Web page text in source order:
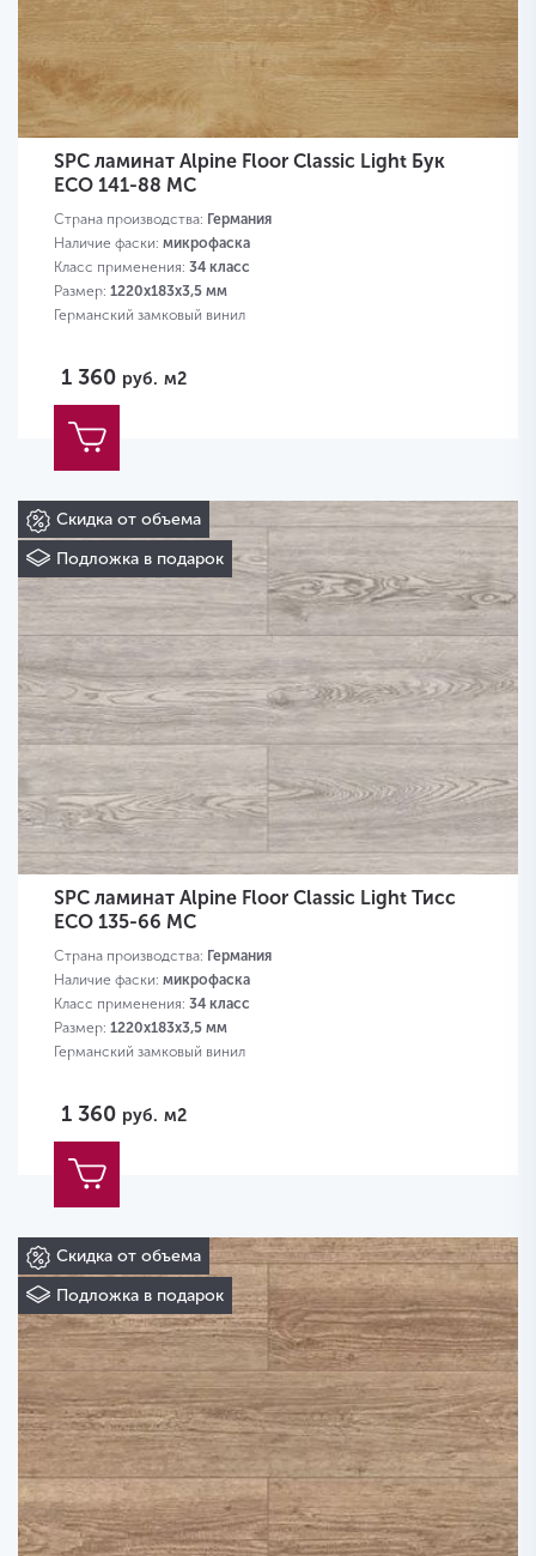
SPC ламинат Alpine Floor Classic Light Бук
ECO 141-88 MC
Страна производства: Германия
Наличие фаски: микрофаска
Класс применения: 34 класс
Размер: 1220х183х3,5 мм
Германский замковый винил
1 360 руб. м2
Скидка от объема
Подложка в подарок
SPC ламинат Alpine Floor Classic Light Тисс
ECO 135-66 MC
Страна производства: Германия
Наличие фаски: микрофаска
Класс применения: 34 класс
Размер: 1220х183х3,5 мм
Германский замковый винил
1 360 руб. м2
Скидка от объема
Подложка в подарок